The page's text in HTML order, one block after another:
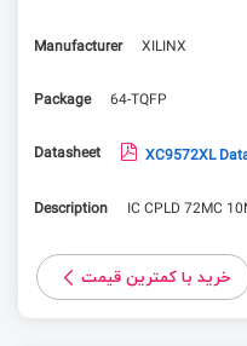
Manufacturer
XILINX
Package 64-TQFP
Datasheet XC9572XL
Description IC CPLD 72MC
خرید با کمترین قیمت